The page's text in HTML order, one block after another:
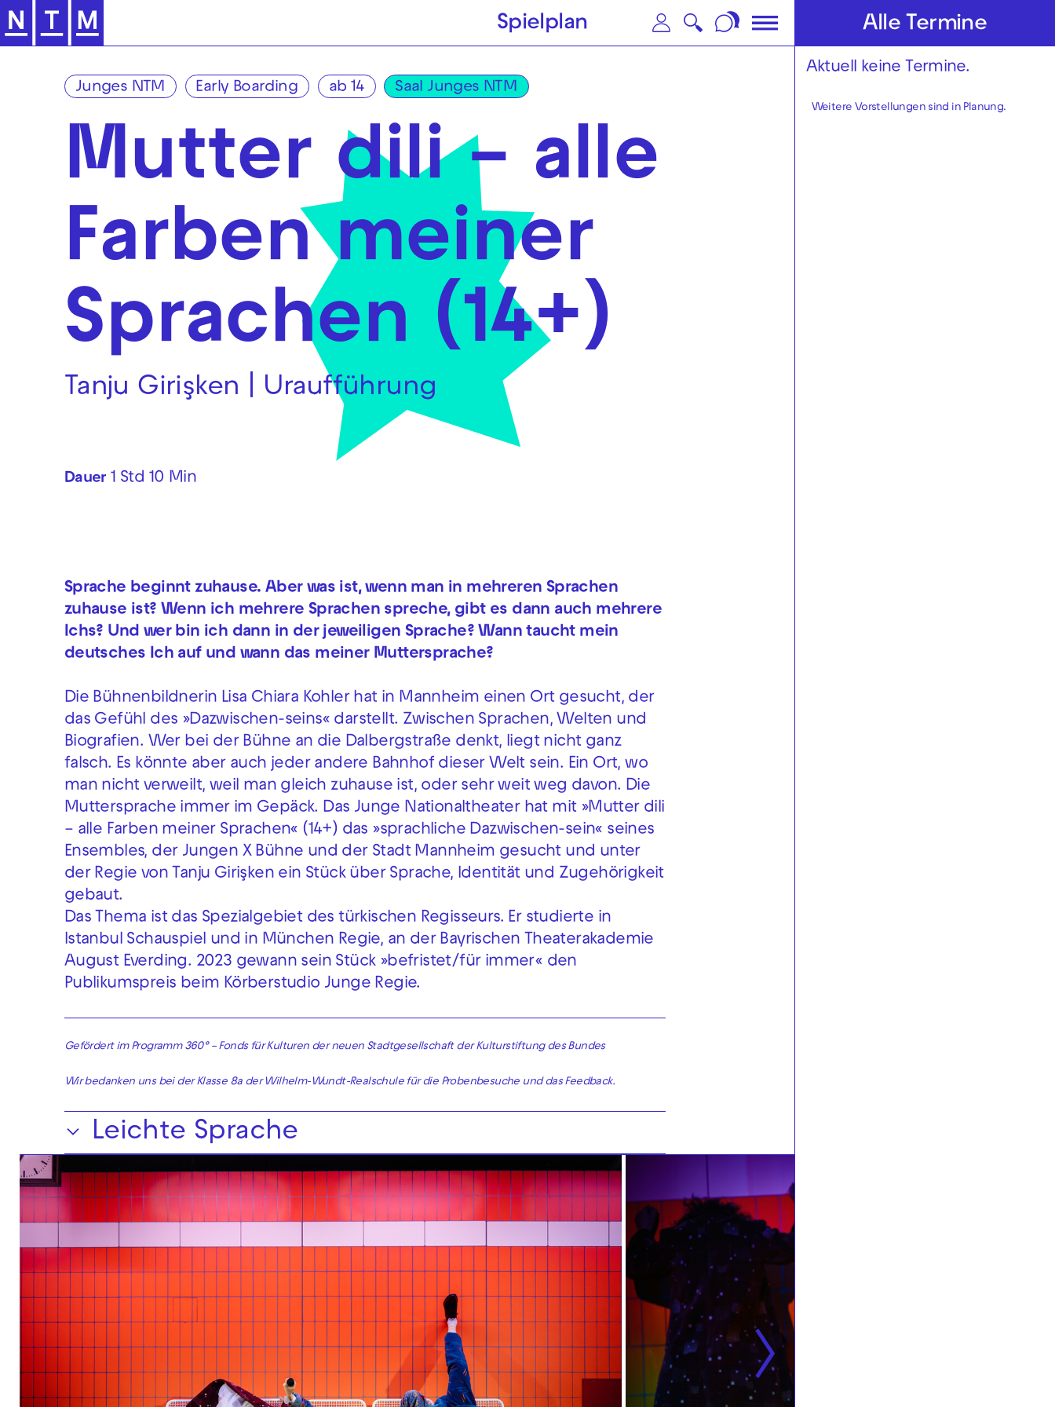
Zur Hauptnavigation springen Zum Hauptinhalt springen Zum Footer springen
Spielplan
Junges NTM Early Boarding ab 14 Saal Junges NTM
Mutter dili – alle
Farben meiner
Sprachen (14+)
Tanju Girişken | Uraufführung
Dauer 1 Std 10 Min
Sprache beginnt zuhause. Aber was ist, wenn man in mehreren Sprachen
zuhause ist? Wenn ich mehrere Sprachen spreche, gibt es dann auch mehrere
Ichs? Und wer bin ich dann in der jeweiligen Sprache? Wann taucht mein
deutsches Ich auf und wann das meiner Muttersprache?
Die Bühnenbildnerin Lisa Chiara Kohler hat in Mannheim einen Ort gesucht, der
das Gefühl des »Dazwischen-seins« darstellt. Zwischen Sprachen, Welten und
Biografien. Wer bei der Bühne an die Dalbergstraße denkt, liegt nicht ganz
falsch. Es könnte aber auch jeder andere Bahnhof dieser Welt sein. Ein Ort, wo
man nicht verweilt, weil man gleich zuhause ist, oder sehr weit weg davon. Die
Muttersprache immer im Gepäck. Das Junge Nationaltheater hat mit »Mutter dili
– alle Farben meiner Sprachen« (14+) das »sprachliche Dazwischen-sein« seines
Ensembles, der Jungen X Bühne und der Stadt Mannheim gesucht und unter
der Regie von Tanju Girişken ein Stück über Sprache, Identität und Zugehörigkeit
gebaut.
Das Thema ist das Spezialgebiet des türkischen Regisseurs. Er studierte in
Istanbul Schauspiel und in München Regie, an der Bayrischen Theaterakademie
August Everding. 2023 gewann sein Stück »befristet/für immer« den
Publikumspreis beim Körberstudio Junge Regie.
Gefördert im Programm 360° – Fonds für Kulturen der neuen Stadtgesellschaft der Kulturstiftung des Bundes
Wir bedanken uns bei der Klasse 8a der Wilhelm-Wundt-Realschule für die Probenbesuche und das Feedback.
Leichte Sprache
Alle Termine
Aktuell keine Termine.
Weitere Vorstellungen sind in Planung.